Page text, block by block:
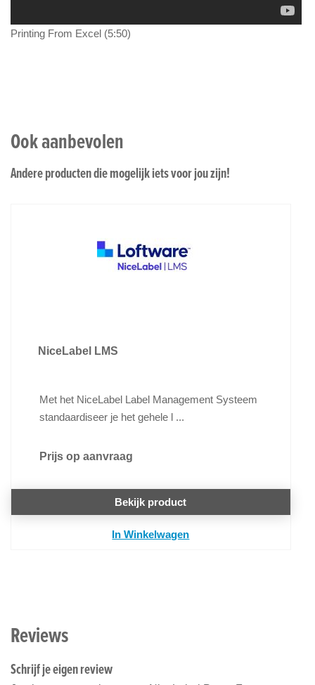
Printing From Excel (5:50)
Ook aanbevolen
Andere producten die mogelijk iets voor jou zijn!
NiceLabel LMS
Met het NiceLabel Label Management Systeem
standaardiseer je het gehele l ...
Prijs op aanvraag
Bekijk product
In Winkelwagen
Reviews
Schrijf je eigen review